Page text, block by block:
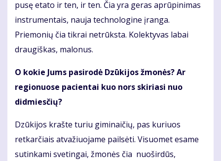
pusę etato ir ten, ir ten. Čia yra geras aprūpinimas
instrumentais, nauja technologine įranga.
Priemonių čia tikrai netrūksta. Kolektyvas labai
draugiškas, malonus.
O kokie Jums pasirodė Dzūkijos žmonės? Ar
regionuose pacientai kuo nors skiriasi nuo
didmiesčių?
Dzūkijos krašte turiu giminaičių, pas kuriuos
retkarčiais atvažiuojame pailsėti. Visuomet esame
sutinkami svetingai, žmonės čia nuoširdūs,